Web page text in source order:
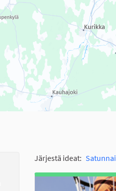
Järjestä ideat: